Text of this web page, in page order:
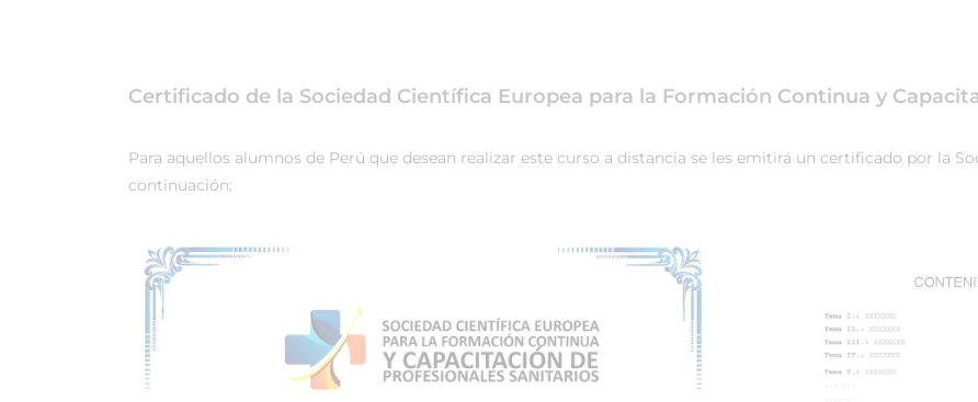
Certificado de la Sociedad Científica Europea para la Formación Continua y
Para aquellos alumnos de Perú que desean realizar este curso a distancia se les emitirá un certificado por la
continuación: